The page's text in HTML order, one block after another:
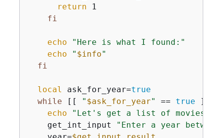
return 1
fi
echo
"Here is what I found:"
echo
" $info"
fi
local ask_for_year=true
while [[ " $ask_for_year" == true ]];
echo
"Let's get a list of movies
    get_int_input
"Enter a year